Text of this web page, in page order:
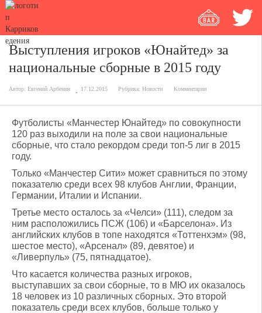
Выступления игроков «Юнайтед» за
национальные сборные в 2015 году
Автор: Евгений Арбенин 17.12.2015 Рубрика: Новости Комментарии
Футболисты «Манчестер Юнайтед» по совокупности
120 раз выходили на поле за свои национальные
сборные, что стало рекордом среди топ-5 лиг в 2015
году.
Только «Манчестер Сити» может сравниться по этому
показателю среди всех 98 клубов Англии, Франции,
Германии, Италии и Испании.
Третье место осталось за «Челси» (111), следом за
ним расположились ПСЖ (106) и «Барселона». Из
английских клубов в топе находятся «Тоттенхэм» (98,
шестое место), «Арсенал» (89, девятое) и
«Ливерпуль» (75, пятнадцатое).
Что касается количества разных игроков,
выступавших за свои сборные, то в МЮ их оказалось
18 человек из 10 различных сборных. Это второй
показатель среди всех клубов, больше только у